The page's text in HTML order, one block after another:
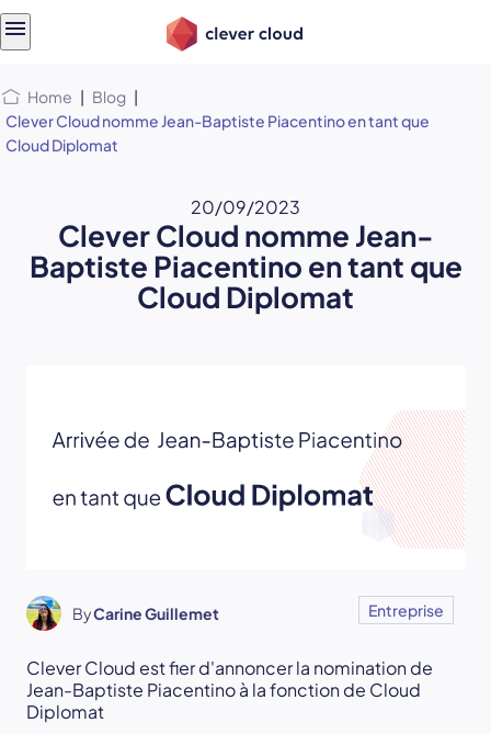
Home | Blog |
Clever Cloud nomme Jean-Baptiste Piacentino en tant que
Cloud Diplomat
20/09/2023
Clever Cloud nomme Jean-
Baptiste Piacentino en tant que
Cloud Diplomat
ByCarine Guillemet Entreprise
Clever Cloud est fier d'annoncer la nomination de
Jean-Baptiste Piacentino à la fonction de Cloud
Diplomat